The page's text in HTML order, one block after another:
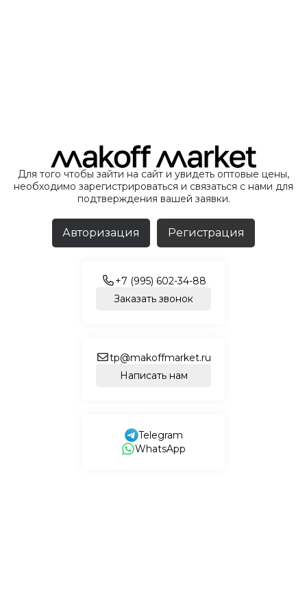
Для того чтобы зайти на сайт и увидеть оптовые цены,
необходимо зарегистрироваться и связаться с нами для
подтверждения вашей заявки.
Авторизация Регистрация
+7 (995) 602-34-88
Заказать звонок
tp@makoffmarket.ru
Написать нам
Telegram
WhatsApp